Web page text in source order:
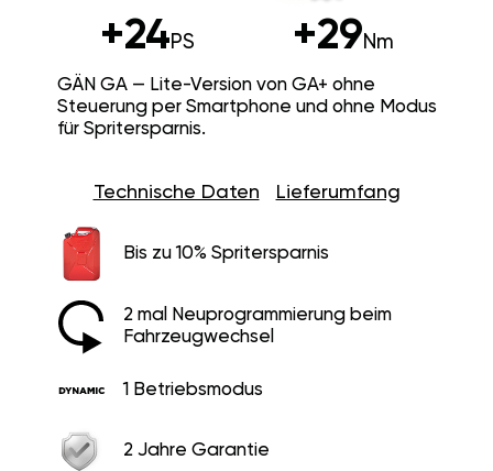
+24PS +29Nm
GÄN GA — Lite-Version von GA+ ohne
Steuerung per Smartphone und ohne Modus
für Spritersparnis.
Technische Daten Lieferumfang
Bis zu 10% Spritersparnis
2 mal Neuprogrammierung beim
Fahrzeugwechsel
1 Betriebsmodus
2 Jahre Garantie